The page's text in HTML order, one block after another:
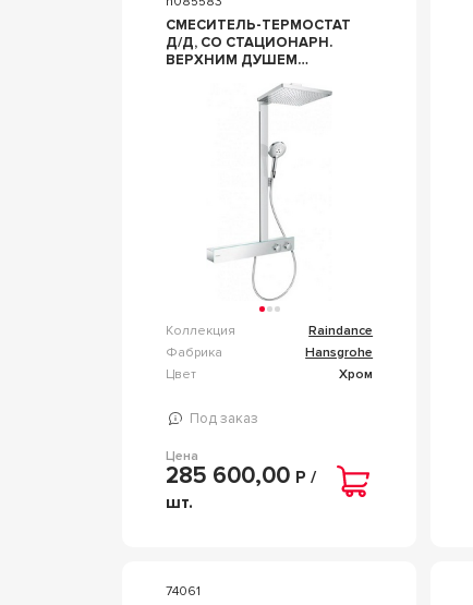
СМЕСИТЕЛЬ-ТЕРМОСТАТ
Д/Д, СО СТАЦИОНАРН.
ВЕРХНИМ ДУШЕМ
ДУШ, ШЛАНГ,
КРОНШТЕЙН В КОМПЛ.,
HANSGROHE RAINDANCE
Коллекция
Raindance
Фабрика
Hansgrohe
Цвет
Хром
Под заказ
Цена
285 600,00 Р /
шт.
74061